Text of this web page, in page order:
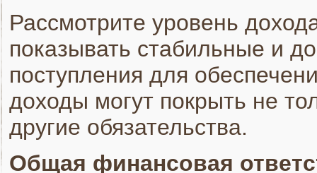
Рассмотрите уровень
показывать стабильные и
поступления для
доходы могут покрыть не
другие обязательства.
Общая финансовая